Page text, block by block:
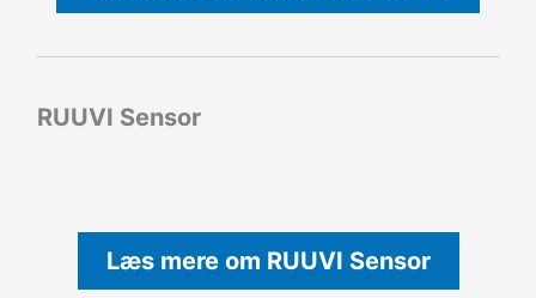
RUUVI Sensor
Læs mere om RUUVI Sensor